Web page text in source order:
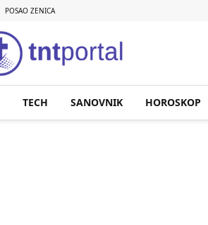
POSAO ZENICA
TECH SANOVNIK HOROSKOP